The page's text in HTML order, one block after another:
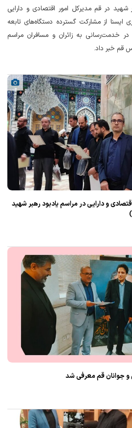
در قم مدیرکل امور اقتصادی و دارایی
ایسنا از مشارکت گسترده دستگاه‌های تابعه
در خدمت‌رسانی به زائران و مسافران مراسم
قم خبر داد.
و دارایی در مراسم یادبود رهبر شهید
جوانان قم معرفی شد